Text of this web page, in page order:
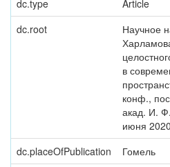
dc.type
Article
dc.root
Научное
в
конф.,
акад. И.
июня
dc.placeOfPublication
Гомель